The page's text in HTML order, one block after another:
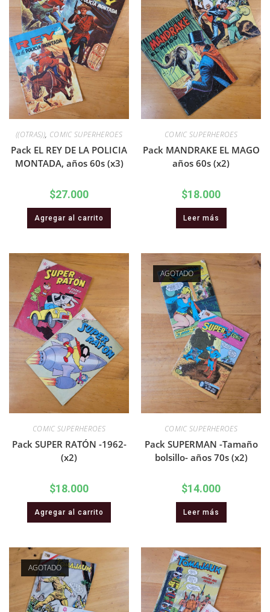
((OTRAS)), COMIC SUPERHEROES
Pack EL REY DE LA POLICIA
MONTADA, años 60s (x3)
$27.000
Agregar al carrito
COMIC SUPERHEROES
Pack MANDRAKE EL MAGO
años 60s (x2)
$18.000
Leer más
COMIC SUPERHEROES
Pack SUPER RATÓN -1962-
(x2)
$18.000
Agregar al carrito
AGOTADO
COMIC SUPERHEROES
Pack SUPERMAN -Tamaño
bolsillo- años 70s (x2)
$14.000
Leer más
AGOTADO